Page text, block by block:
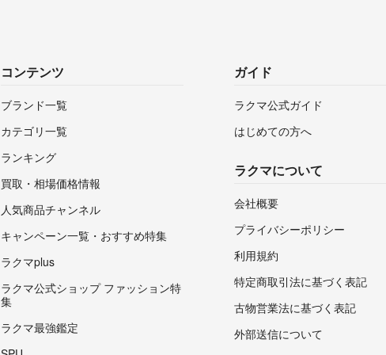
コンテンツ
ブランド一覧
カテゴリ一覧
ランキング
買取・相場価格情報
人気商品チャンネル
キャンペーン一覧・おすすめ特集
ラクマplus
ラクマ公式ショップ ファッション特
集
ラクマ最強鑑定
ガイド
ラクマ公式ガイド
はじめての方へ
ラクマについて
会社概要
プライバシーポリシー
利用規約
特定商取引法に基づく表記
古物営業法に基づく表記
外部送信について